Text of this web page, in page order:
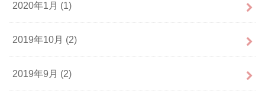
2020年1月 (1)
2019年10月 (2)
2019年9月 (2)